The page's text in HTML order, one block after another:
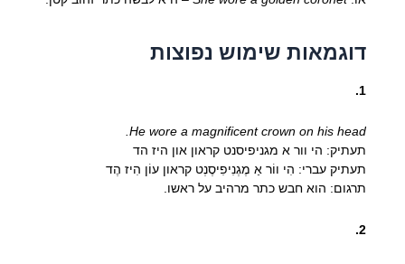
דוגמאות שימוש נפוצות
1.
He wore a magnificent crown on his head.
תעתיק: הי וור א מגניפיסנט קראון און היז הד
תעתיק עברי: הִי ווֹר אַ מֶגְנִיפִיסֶנְט קראון עוֹן הִיז הֶד
תרגום: הוא חבש כתר מרהיב על ראשו.
2.